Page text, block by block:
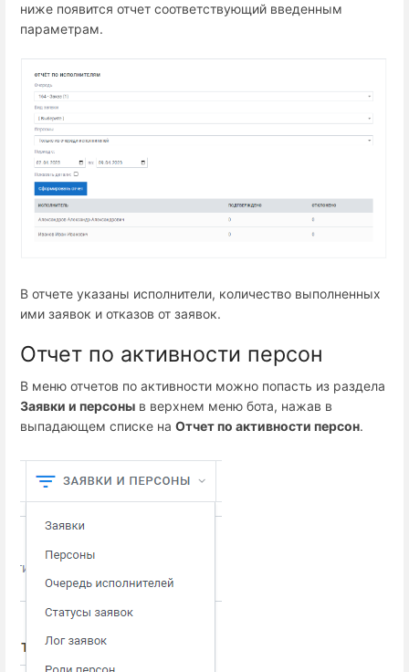
ниже появится отчет соответствующий введенным
параметрам.
В отчете указаны исполнители, количество выполненных
ими заявок и отказов от заявок.
Отчет по активности персон
В меню отчетов по активности можно попасть из раздела
Заявки и персоны в верхнем меню бота, нажав в
выпадающем списке на Отчет по активности персон.